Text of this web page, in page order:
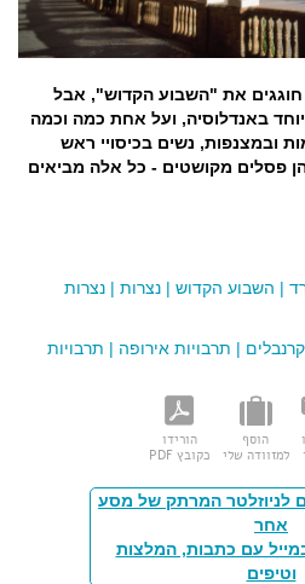
חוגגים את "השבוע הקדוש", אבל
באנדלוסיה, ועל אחת כמה וכמה
ובמצנפות, נשים בכיסויי ראש
פסלים מקושטים - כל אלה מביאים
| השבוע הקדוש | נצרות | נצרות
| תרבויות אירופה | תרבויות
הוסף
למזוודה שלי
הורידו
כקובץ PDF
לניוזלטר המרתק של מסע
אחר
עם כתבות, המלצות
וטיפים